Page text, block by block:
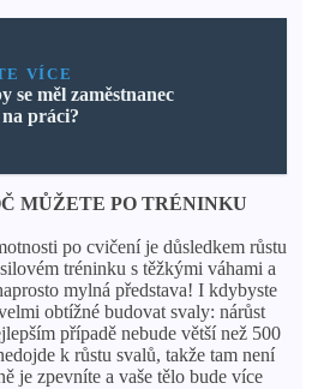
VÍCE
se měl zaměstnanec
práci?
MŮŽETE PO TRÉNINKU
po cvičení je důsledkem růstu
tréninku s těžkými váhami a
mylná představa! I kdybyste
obtížné budovat svaly: nárůst
případě nebude větší než 500
k růstu svalů, takže tam není
je zpevníte a vaše tělo bude více